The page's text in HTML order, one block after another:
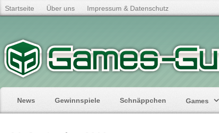
Startseite Über uns Impressum & Datenschutz
News Gewinnspiele Schnäppchen Games